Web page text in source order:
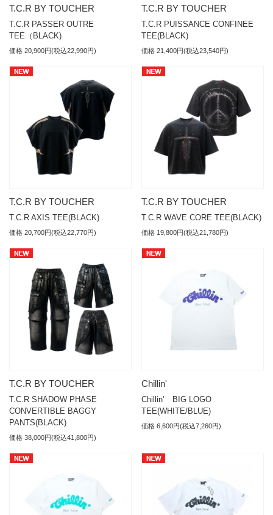
T.C.R BY TOUCHER
T.C.R PASSER OUTRE
TEE（BLACK)
価格 20,900円(税込22,990円)
T.C.R BY TOUCHER
T.C.R PUISSANCE CONFINEE
TEE(BLACK)
価格 21,400円(税込23,540円)
T.C.R BY TOUCHER
T.C.R AXIS TEE(BLACK)
価格 20,700円(税込22,770円)
T.C.R BY TOUCHER
T.C.R WAVE CORE TEE(BLACK)
価格 19,800円(税込21,780円)
T.C.R BY TOUCHER
T.C.R SHADOW PHASE
CONVERTIBLE BAGGY
PANTS(BLACK)
価格 38,000円(税込41,800円)
Chillin'
Chillin’ BIG LOGO
TEE(WHITE/BLUE)
価格 6,600円(税込7,260円)